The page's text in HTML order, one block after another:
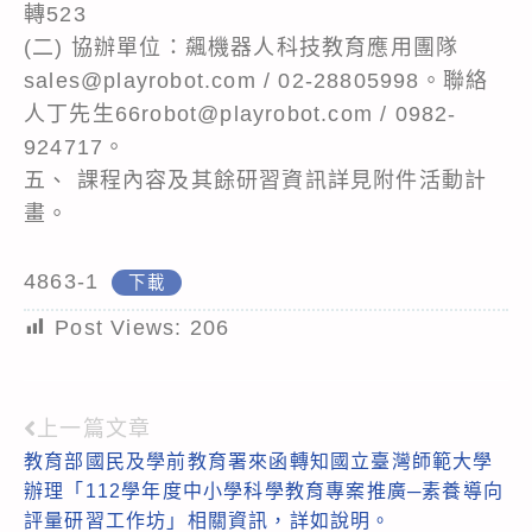
轉523
(二) 協辦單位：飆機器人科技教育應用團隊
sales@playrobot.com / 02-28805998。聯絡
人丁先生66robot@playrobot.com / 0982-
924717。
五、 課程內容及其餘研習資訊詳見附件活動計
畫。
4863-1 下載
Post Views: 206
Read
more
articles
上一篇文章
教育部國民及學前教育署來函轉知國立臺灣師範大學
辦理「112學年度中小學科學教育專案推廣─素養導向
評量研習工作坊」相關資訊，詳如說明。